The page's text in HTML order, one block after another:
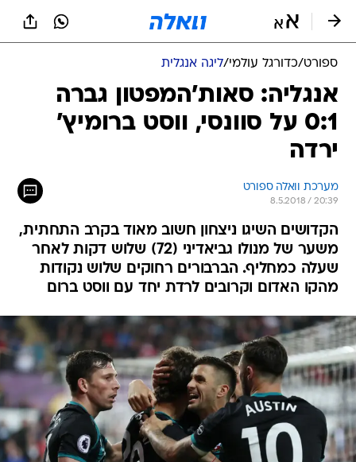
ספורט/כדורגל עולמי/ליגה אנגלית
אנגליה: סאות'המפטון גברה
0:1 על סוונסי, ווסט ברומיץ'
ירדה
מערכת וואלה ספורט
8.5.2018 / 20:39
הקדושים השיגו ניצחון חשוב מאוד בקרב התחתית,
משער של מנולו גביאדיני (72) שלוש דקות לאחר
שעלה כמחליף. הברבורים רחוקים שלוש נקודות
מהקו האדום וקרובים לרדת יחד עם ווסט ברום